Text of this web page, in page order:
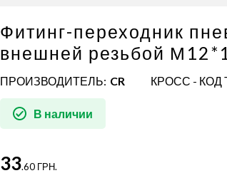
Фитинг-переходник
внешней резьбой
ПРОИЗВОДИТЕЛЬ: CR КРОСС - КОД
В наличии
33.60 ГРН.